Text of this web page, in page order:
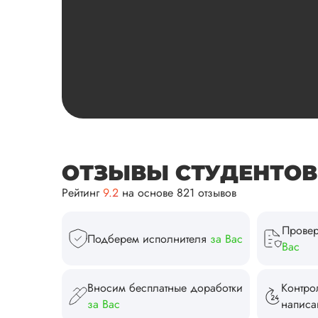
ОТЗЫВЫ СТУДЕНТОВ
Рейтинг9.2 на основе 821 отзывов
Подберем исполнителя за Вас
Вас
Вносим бесплатные доработки
за Вас